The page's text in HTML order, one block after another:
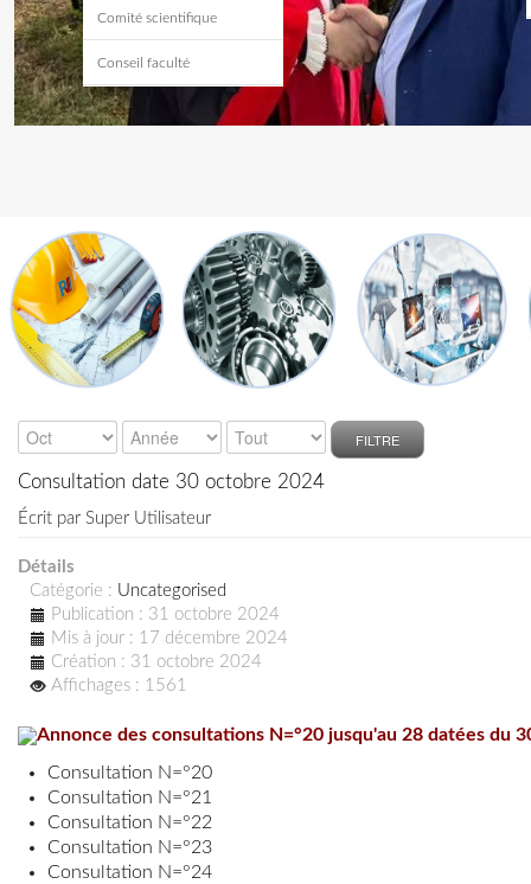
Comité scientifique
Conseil faculté
FILTRE
Consultation date 30 octobre 2024
Écrit par Super Utilisateur
Détails
Catégorie : Uncategorised
Publication : 31 octobre 2024
Mis à jour : 17 décembre 2024
Création : 31 octobre 2024
Affichages : 1561
Annonce des consultations N=°20 jusqu'au 28 datées du
Consultation N=°20
Consultation N=°21
Consultation N=°22
Consultation N=°23
Consultation N=°24